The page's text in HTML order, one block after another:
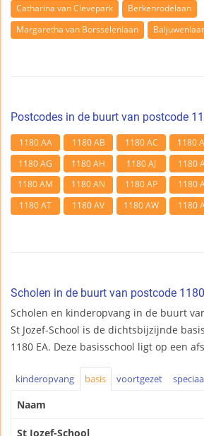
Catharina van Clevepark
Berkenrodelaan
Margaretha van Borsselenlaan
Postcodes in de buurt van postcode
1180 AA 1180 AB 1180 AC 1180
1180 AG
1180 AH 1180 AJ 1180
1180 AM
1180 AN 1180 AP 1180
1180 AT
1180 AV 1180 AW 1180
Scholen in de buurt van postcode
Scholen en kinderopvang in de buurt
St Jozef-School is de dichtsbijzijnde
1180 EA. Deze basisschool ligt op een
kinderopvang basis voortgezet
Naam
St Jozef-School